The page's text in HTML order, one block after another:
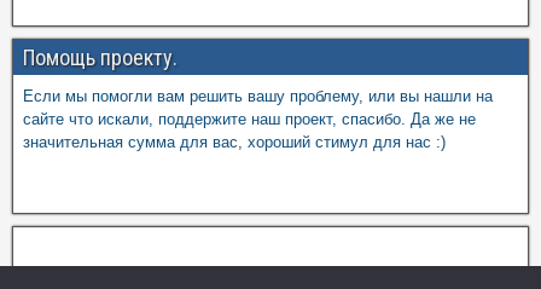
Помощь проекту.
Если мы помогли вам решить вашу проблему, или вы нашли на
сайте что искали, поддержите наш проект, спасибо. Да же не
значительная сумма для вас, хороший стимул для нас :)